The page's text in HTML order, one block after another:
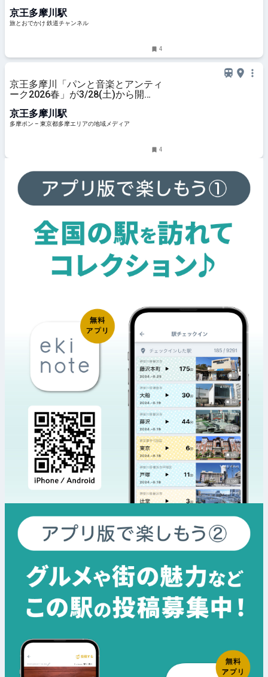
京都調布市）【コラム】 | 旅とおで
かけ 鉄道チャンネル
京王多摩川駅
旅とおでかけ 鉄道チャンネル
4
京王多摩川「パンと音楽とアンティ
ーク2026春」が3/28(土)から開
京王多摩川駅
多摩ポン – 東京都多摩エリアの地域メディア
4